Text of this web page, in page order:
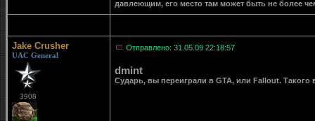
давлеющим, его место там может быть не более
Jake Crusher
UAC General
3908
Отправлено: 31.05.09 22:18:57
dmint
Сударь, вы переиграли в GTA, или Fallout. Такого